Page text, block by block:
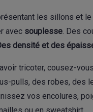
les sillons et le
avec souplesse. Des
densité et des
tricoter, cousez-
pulls, des robes, des
vos encolures,